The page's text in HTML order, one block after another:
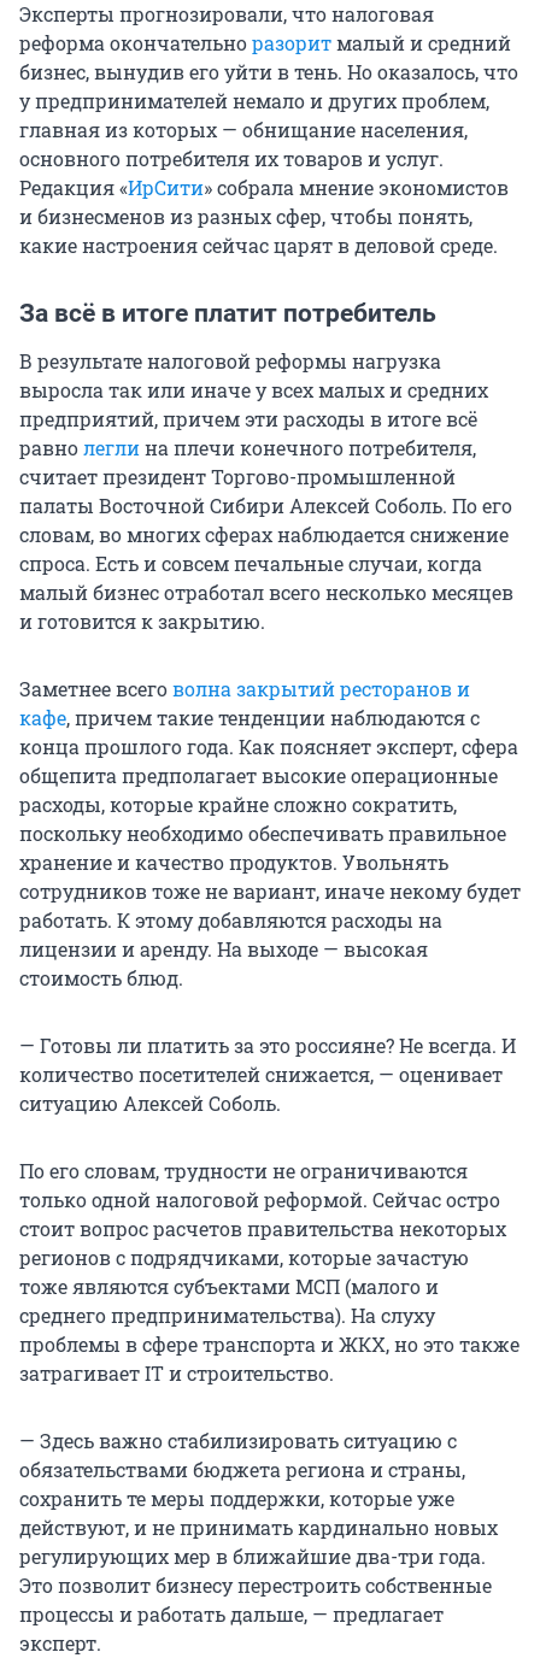
Эксперты прогнозировали, что налоговая
реформа окончательноразоритмалый и средний
бизнес, вынудив его уйти в тень. Но оказалось, что
у предпринимателей немало и других проблем,
главная из которых — обнищание населения,
основного потребителя их товаров и услуг.
Редакция «ИрСити» собрала мнение экономистов
и бизнесменов из разных сфер, чтобы понять,
какие настроения сейчас царят в деловой среде.
За всё в итоге платит потребитель
В результате налоговой реформы нагрузка
выросла так или иначе у всех малых и средних
предприятий, причем эти расходы в итоге всё
равнолеглина плечи конечного потребителя,
считает президент Торгово-промышленной
палаты Восточной Сибири Алексей Соболь. По его
словам, во многих сферах наблюдается снижение
спроса. Есть и совсем печальные случаи, когда
малый бизнес отработал всего несколько месяцев
и готовится к закрытию.
Заметнее всеговолна закрытий ресторанов и
кафе, причем такие тенденции наблюдаются с
конца прошлого года. Как поясняет эксперт, сфера
общепита предполагает высокие операционные
расходы, которые крайне сложно сократить,
поскольку необходимо обеспечивать правильное
хранение и качество продуктов. Увольнять
сотрудников тоже не вариант, иначе некому будет
работать. К этому добавляются расходы на
лицензии и аренду. На выходе — высокая
стоимость блюд.
— Готовы ли платить за это россияне? Не всегда. И
количество посетителей снижается, — оценивает
ситуацию Алексей Соболь.
По его словам, трудности не ограничиваются
только одной налоговой реформой. Сейчас остро
стоит вопрос расчетов правительства некоторых
регионов с подрядчиками, которые зачастую
тоже являются субъектами МСП (малого и
среднего предпринимательства). На слуху
проблемы в сфере транспорта и ЖКХ, но это также
затрагивает IT и строительство.
— Здесь важно стабилизировать ситуацию с
обязательствами бюджета региона и страны,
сохранить те меры поддержки, которые уже
действуют, и не принимать кардинально новых
регулирующих мер в ближайшие два-три года.
Это позволит бизнесу перестроить собственные
процессы и работать дальше, — предлагает
эксперт.